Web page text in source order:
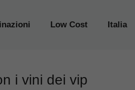
Low Cost Italia
i vini dei vip